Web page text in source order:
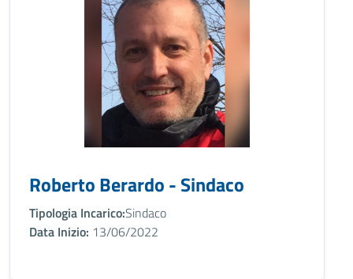
Roberto Berardo - Sindaco
Tipologia Incarico:Sindaco
Data Inizio: 13/06/2022